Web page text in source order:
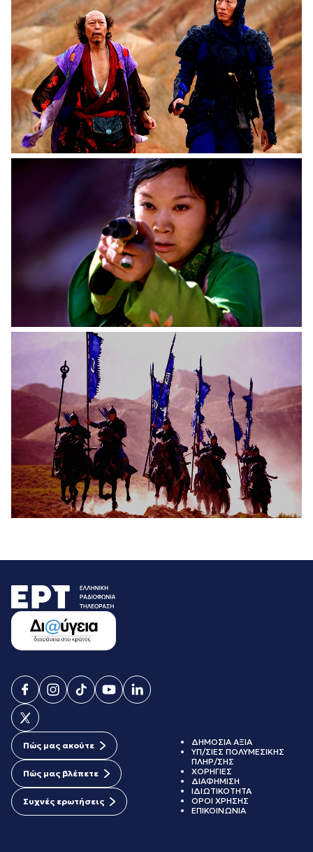
Πώς μας ακούτε
Πώς μας βλέπετε
Συχνές ερωτήσεις
ΔΗΜΟΣΙΑ ΑΞΙΑ
ΥΠ/ΣΙΕΣ ΠΟΛΥΜΕΣΙΚΗΣ
ΠΛΗΡ/ΣΗΣ
ΧΟΡΗΓΙΕΣ
ΔΙΑΦΗΜΙΣΗ
ΙΔΙΩΤΙΚΟΤΗΤΑ
ΟΡΟΙ ΧΡΗΣΗΣ
ΕΠΙΚΟΙΝΩΝΙΑ